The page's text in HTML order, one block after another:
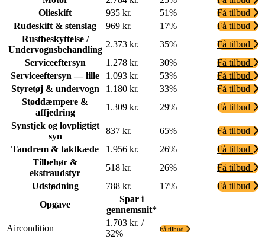
Olieskift
935 kr. 51%
Få tilbud
Rudeskift & stenslag
969 kr. 17%
Få tilbud
Rustbeskyttelse /
Undervognsbehandling
2.373 kr. 35%
Få tilbud
Serviceeftersyn
1.278 kr. 30%
Få tilbud
Serviceeftersyn — lille
1.093 kr. 53%
Få tilbud
Styretøj & undervogn
1.180 kr. 33%
Få tilbud
Støddæmpere &
affjedring
1.309 kr. 29%
Få tilbud
Synstjek og lovpligtigt
syn
837 kr. 65%
Få tilbud
Tandrem & taktkæde
1.956 kr. 26%
Få tilbud
Tilbehør &
ekstraudstyr
518 kr. 26%
Få tilbud
Udstødning
788 kr. 17%
Få tilbud
Opgave
Spar i
gennemsnit*
Aircondition
1.703 kr. /
32%
Få tilbud